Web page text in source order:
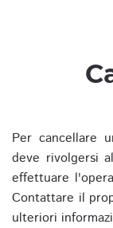
Per cancellare
deve rivolgersi
effettuare
Contattare il
ulteriori